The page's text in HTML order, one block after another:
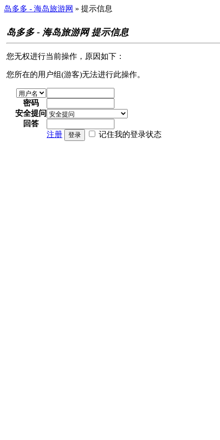
岛多多 - 海岛旅游网 » 提示信息
岛多多 - 海岛旅游网 提示信息
您无权进行当前操作，原因如下：
您所在的用户组(游客)无法进行此操作。
密码
安全提问
回答
注册
登录 记住我的登录状态